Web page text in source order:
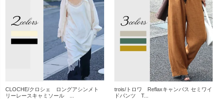
CLOCHE/クロシェ ロングアシンメト
リーレースキャミソール ...
trois/トロワ Reflaxキャンバス セミワイ
ドパンツ T...